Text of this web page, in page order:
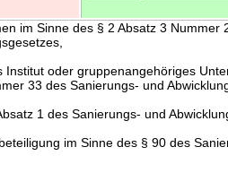
im Sinne des § 2 Absatz 3 Nummer
Institut oder gruppenangehöriges
33 des Sanierungs- und
1 des Sanierungs- und
im Sinne des § 90 des